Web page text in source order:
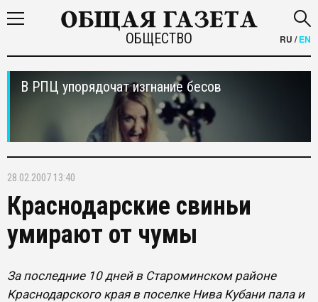
ОБЩЕСТВО RU /EN
В РПЦ упорядочат изгнание бесов
28.02.2007 13:40
Краснодарские свиньи
умирают от чумы
За последние 10 дней в Староминском районе
Краснодарского края в поселке Нива Кубани пала и